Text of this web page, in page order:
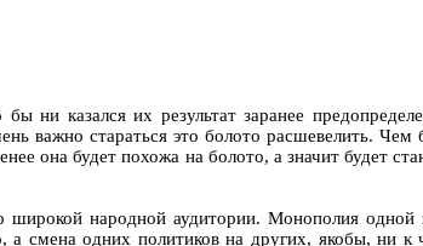
ни казался их результат заранее
важно стараться это болото расшевелить. Чем
она будет похожа на болото, а значит будет
народной аудитории. Монополия
смена одних политиков на других, якобы, ни к